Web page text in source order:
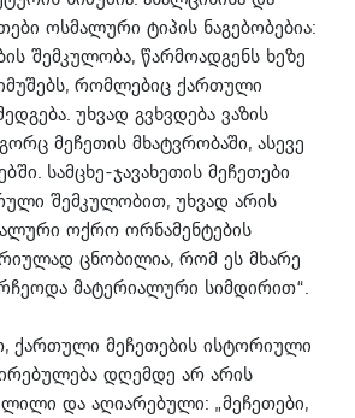
ოსმალური ტიპის ნაგებობებია:
შემკულობა, წარმოადგენს ხეზე
რომლებიც ქართული
უხვად გვხვდება ვაზის
მეჩეთის მხატვრობაში, ასევე
სამცხე-ჯავახეთის მეჩეთები
შემკულობით, უხვად არის
ოქრო ორნამენტების
ცნობილია, რომ ეს მხარე
მატერიალური სიმდირით“.
ქართული მეჩეთების ისტორიული
დღემდე არ არის
და აღიარებული: „მეჩეთები,